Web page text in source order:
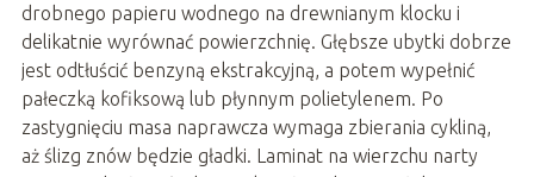
drobnego papieru wodnego na drewnianym klocku i
delikatnie wyrównać powierzchnię. Głębsze ubytki dobrze
jest odtłuścić benzyną ekstrakcyjną, a potem wypełnić
pałeczką kofiksową lub płynnym polietylenem. Po
zastygnięciu masa naprawcza wymaga zbierania cykliną,
aż ślizg znów będzie gładki. Laminat na wierzchu narty